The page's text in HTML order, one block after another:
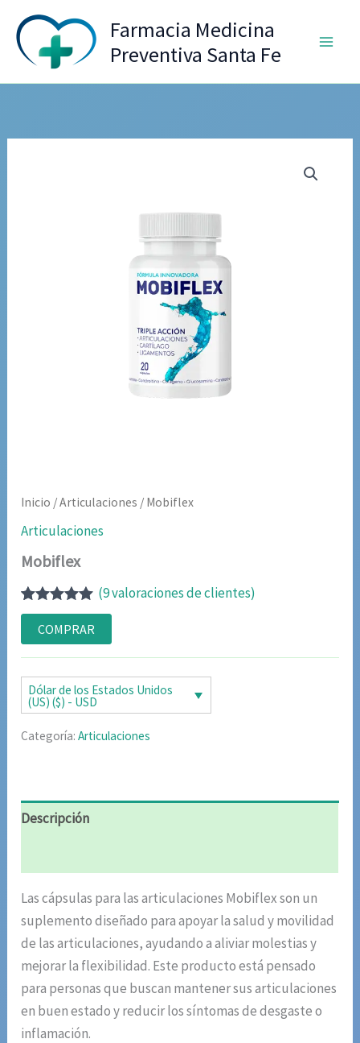
contenido
Farmacia Medicina
Preventiva Santa Fe
Inicio /Articulaciones / Mobiflex
Articulaciones
Mobiflex
Valorado
con4.88de
5 en base a
8
valoraciones
(9valoraciones de clientes)
COMPRAR
Dólar de los Estados Unidos
(US) ($) - USD
Categoría:Articulaciones
Descripción
Las cápsulas para las articulaciones Mobiflex son un
suplemento diseñado para apoyar la salud y movilidad
de las articulaciones, ayudando a aliviar molestias y
mejorar la flexibilidad. Este producto está pensado
para personas que buscan mantener sus articulaciones
en buen estado y reducir los síntomas de desgaste o
inflamación.